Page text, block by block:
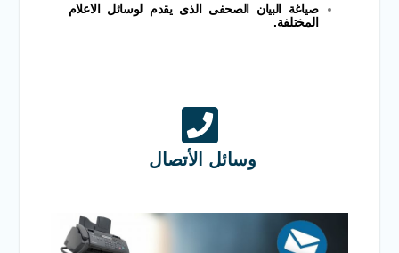
صياغة البيان الصحفى الذى يقدم لوسائل الاعلام
المختلفة.
وسائل الأتصال